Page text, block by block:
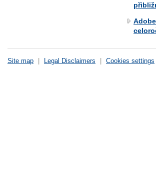
Site map | Legal Disclaimers | Cookies settings